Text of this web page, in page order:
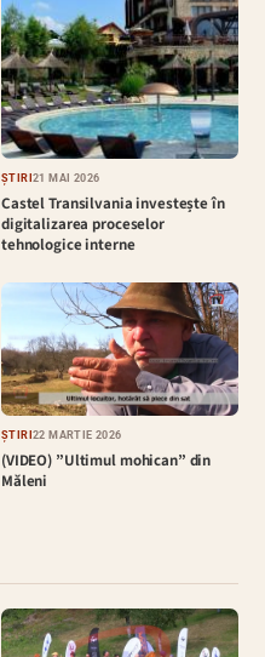
ȘTIRI21 MAI 2026
Castel Transilvania investește în
digitalizarea proceselor
tehnologice interne
ȘTIRI22 MARTIE 2026
(VIDEO) ”Ultimul mohican” din
Măleni